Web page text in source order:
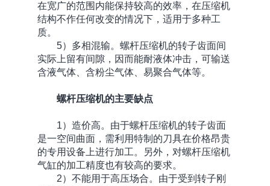
在宽广的范围内能保持较高的效率，在压缩机
结构不作任何改变的情况下，适用于多种工
质。
5）多相混输。螺杆压缩机的转子齿面间
实际上留有间隙，因而能耐液体冲击，可输送
含液气体、含粉尘气体、易聚合气体等。
螺杆压缩机的主要缺点
1）造价高。由于螺杆压缩机的转子齿面
是一空间曲面，需利用特制的刀具在价格昂贵
的专用设备上进行加工。另外，对螺杆压缩机
气缸的加工精度也有较高的要求。
2）不能用于高压场合。由于受到转子刚